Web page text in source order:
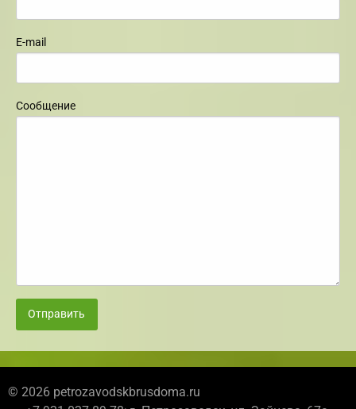
E-mail
Сообщение
Отправить
© 2026 petrozavodskbrusdoma.ru